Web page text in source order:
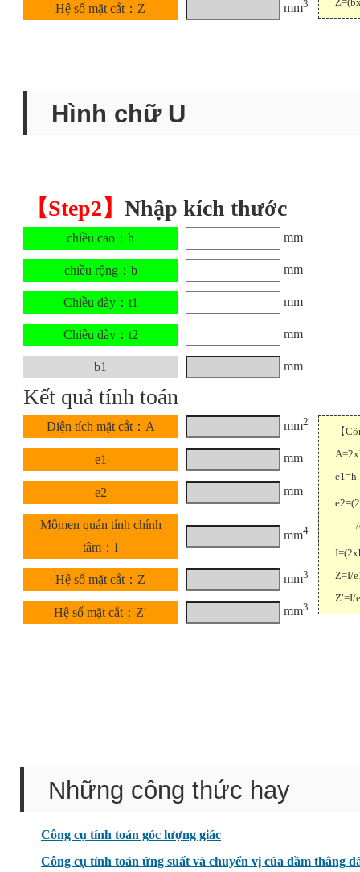
Hệ số mặt cắt：Z mm3
Hình chữ U
【Step2】Nhập kích thước
chiều cao：h mm
chiều rộng：b mm
Chiều dày：t1 mm
Chiều dày：t2 mm
b1 mm
Kết quả tính toán
Diện tích mặt cắt：A mm2
e1 mm
e2 mm
Mômen quán tính chính
tâm：I
mm4
Hệ số mặt cắt：Z mm3
Hệ số mặt cắt：Z′ mm3
【
/
Z=I/
Z′=I/
Những công thức hay
Công cụ tính toán góc lượng giác
Công cụ tính toán ứng suất và chuyển vị của dầm thẳng